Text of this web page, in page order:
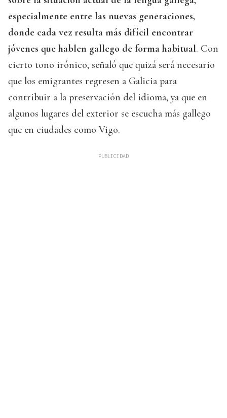
especialmente entre las nuevas generaciones,
donde cada vez resulta más difícil encontrar
jóvenes que hablen gallego de forma habitual. Con
cierto tono irónico, señaló que quizá será necesario
que los emigrantes regresen a Galicia para
contribuir a la preservación del idioma, ya que en
algunos lugares del exterior se escucha más gallego
que en ciudades como Vigo.